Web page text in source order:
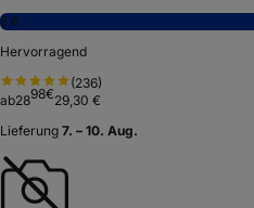
8,6
Hervorragend
(236)
ab2898€29,30 €
Lieferung 7. – 10. Aug.